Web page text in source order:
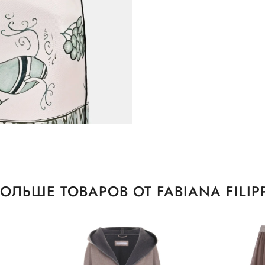
ТОВАРОВ ОТ FABIANA